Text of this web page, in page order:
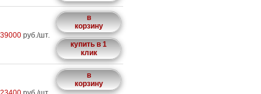
39000 руб./шт.
в
корзину
купить в 1
клик
в
корзину